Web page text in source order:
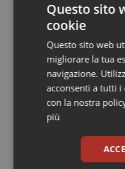
Quotidiano
Quotidiano
Quotidiano
Quotidiano
Rene & patologie
Regione
Schillaci:
Case di
riempirle
punto
San
criticità
Questo sito
cookie
Questo sito web
migliorare la tua
navigazione.
acconsenti a tutti
con la nostra
più